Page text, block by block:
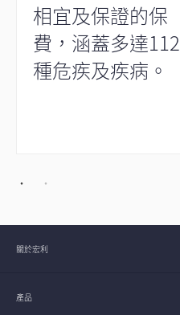
相宜及保證的保
費，涵蓋多達112
種危疾及疾病。
關於宏利
產品